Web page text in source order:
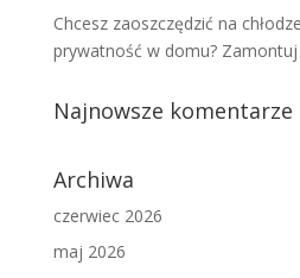
Chcesz zaoszczędzić na
prywatność w domu?
Najnowsze komentarze
Archiwa
czerwiec 2026
maj 2026